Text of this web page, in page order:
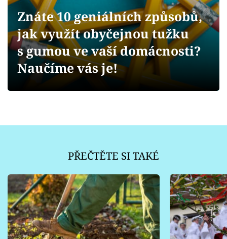
Přihlášení
Sledujte nás
Znáte 10 geniálních způsobů,
jak využít obyčejnou tužku
s gumou ve vaší domácnosti?
Naučíme vás je!
PŘEČTĚTE SI TAKÉ